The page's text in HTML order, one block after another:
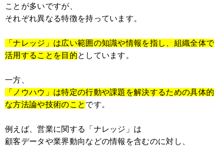
ことが多いですが、
それぞれ異なる特徴を持っています。
「ナレッジ」は広い範囲の知識や情報を指し、 組織全体で
活用することを目的としています。
一方、
「ノウハウ」は特定の行動や課題を解決するための具体的
な方法論や技術のこと です。
例えば、営業に関する「ナレッジ」は
顧客データや業界動向などの情報を含むのに対し、